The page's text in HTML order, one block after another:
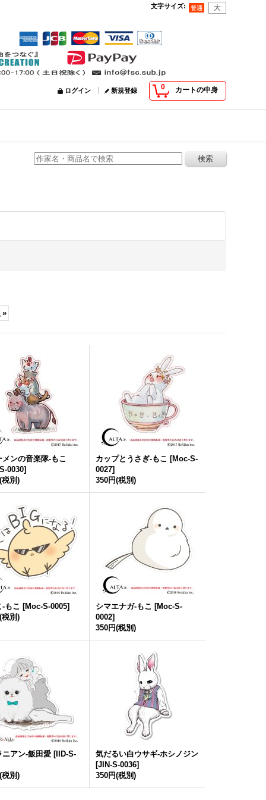
文字サイズ:
0 カートの中身
ログイン 新規登録
»
メンの音楽隊-もこ
0030]
(税別)
カップとうさぎ-もこ [Moc-S-
0027]
350円(税別)
-もこ [Moc-S-0005]
(税別)
シマエナガ-もこ [Moc-S-
0002]
350円(税別)
ニアン-飯田愛 [IID-S-
(税別)
気だるい白ウサギ-ホシノジン
[JIN-S-0036]
350円(税別)